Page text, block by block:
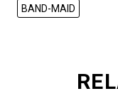
BAND-MAID